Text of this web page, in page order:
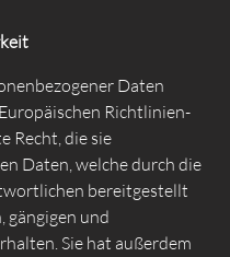
Daten
Richtlinien-
Recht, die sie
Daten, welche durch die
bereitgestellt
und
Sie hat außerdem